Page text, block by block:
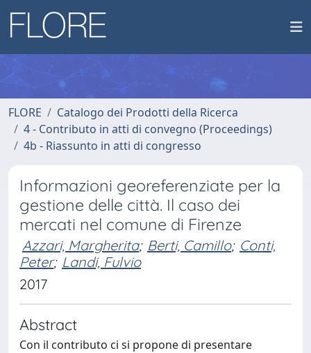
FLORE
Catalogo dei Prodotti della Ricerca
4 - Contributo in atti di convegno (Proceedings)
4b - Riassunto in atti di congresso
Informazioni georeferenziate per la
gestione delle città. Il caso dei
mercati nel comune di Firenze
Azzari, Margherita; Berti, Camillo; Conti,
Peter; Landi, Fulvio
2017
Abstract
Con il contributo ci si propone di presentare